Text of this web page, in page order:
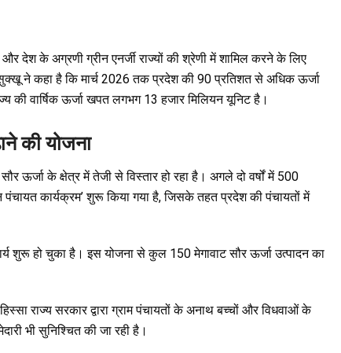
देश के अग्रणी ग्रीन एनर्जी राज्यों की श्रेणी में शामिल करने के लिए
ने कहा है कि मार्च 2026 तक प्रदेश की 90 प्रतिशत से अधिक ऊर्जा
की वार्षिक ऊर्जा खपत लगभग 13 हजार मिलियन यूनिट है।
की योजना
ऊर्जा के क्षेत्र में तेजी से विस्तार हो रहा है। अगले दो वर्षों में 500
पंचायत कार्यक्रम’ शुरू किया गया है, जिसके तहत प्रदेश की पंचायतों में
शुरू हो चुका है। इस योजना से कुल 150 मेगावाट सौर ऊर्जा उत्पादन का
राज्य सरकार द्वारा ग्राम पंचायतों के अनाथ बच्चों और विधवाओं के
भी सुनिश्चित की जा रही है।